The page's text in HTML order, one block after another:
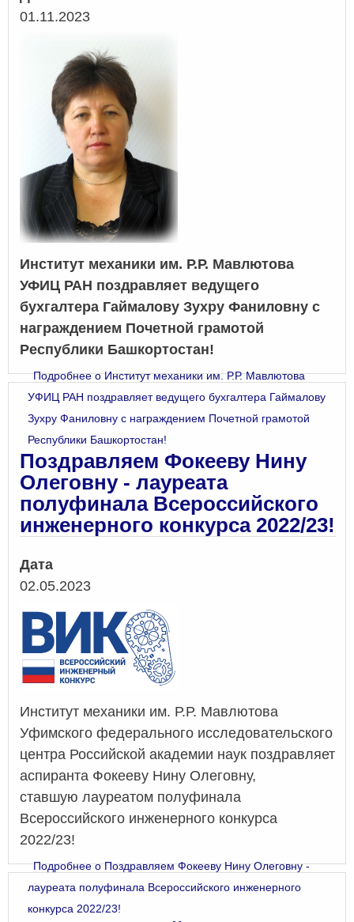
01.11.2023
Институт механики им. Р.Р. Мавлютова
УФИЦ РАН поздравляет ведущего
бухгалтера Гаймалову Зухру Фаниловну с
награждением Почетной грамотой
Республики Башкортостан!
Подробнеео Институт механики им. Р.Р. Мавлютова
УФИЦ РАН поздравляет ведущего бухгалтера Гаймалову
Зухру Фаниловну с награждением Почетной грамотой
Республики Башкортостан!
Поздравляем Фокееву Нину
Олеговну - лауреата
полуфинала Всероссийского
инженерного конкурса 2022/23!
Дата
02.05.2023
Институт механики им. Р.Р. Мавлютова
Уфимского федерального исследовательского
центра Российской академии наук поздравляет
аспиранта Фокееву Нину Олеговну,
ставшую лауреатом полуфинала
Всероссийского инженерного конкурса
2022/23!
Подробнеео Поздравляем Фокееву Нину Олеговну -
лауреата полуфинала Всероссийского инженерного
конкурса 2022/23!